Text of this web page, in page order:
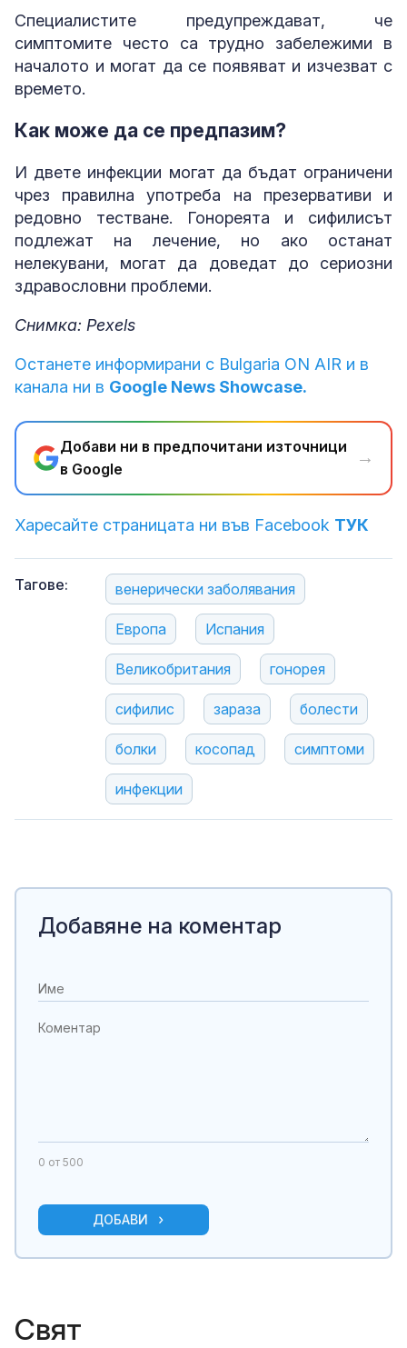
Специалистите предупреждават, че
симптомите често са трудно забележими в
началото и могат да се появяват и изчезват с
времето.
Как може да се предпазим?
И двете инфекции могат да бъдат ограничени
чрез правилна употреба на презервативи и
редовно тестване. Гонореята и сифилисът
подлежат на лечение, но ако останат
нелекувани, могат да доведат до сериозни
здравословни проблеми.
Снимка: Pexels
Останете информирани с Bulgaria ON AIR и в
канала ни в Google News Showcase.
Добави ни в предпочитани източници
в Google
→
Харесайте страницата ни във Facebook ТУК
Тагове: венерически заболявания
Европа Испания
Великобритания гонорея
сифилис зараза болести
болки косопад симптоми
инфекции
Добавяне на коментар
0 от 500
ДОБАВИ
Свят